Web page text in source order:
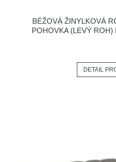
BÉŽOVÁ ŽINYLKOVÁ
POHOVKA (LEVÝ
DETAIL